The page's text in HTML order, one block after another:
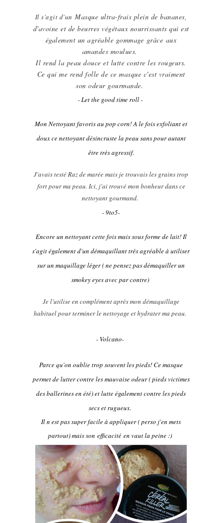
Il s'agit d'unMasque ultra-frais plein de bananes,
d'avoine et de beurres végétaux nourrissants qui est
également un agréable gommage grâce aux
amandes moulues.
Il rend la peau douce et lutte contre les rougeurs.
Ce qui me rend folle de ce masque c'est vraiment
son odeur gourmande.
- Let the good time roll -
Mon Nettoyant favoris au pop corn! A le fois exfoliant et
doux ce nettoyant désincruste la peau sans pour autant
être très agressif.
J'avais testé Raz de marée mais je trouvais les grains trop
fort pour ma peau. Ici, j'ai trouvé mon bonheur dans ce
nettoyant gourmand.
- 9to5-
Encore un nettoyant cette fois mais sous forme de lait! Il
s'agit également d'un démaquillant très agréable à utiliser
sur un maquillage léger ( ne pensez pas démaquiller un
smokey eyes avec par contre)
Je l'utilise en complément après mon démaquillage
habituel pour terminer le nettoyage et hydrater ma peau.
- Volcano-
Parce qu'on oublie trop souvent les pieds! Ce masque
permet de lutter contre les mauvaise odeur ( pieds victimes
des ballerines en été) et lutte également contre les pieds
secs et rugueux.
Il n est pas super facile à appliquer ( perso j'en mets
partout) mais son efficacité en vaut la peine :)